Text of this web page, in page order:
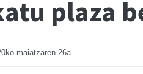
plaza
maiatzaren 26a